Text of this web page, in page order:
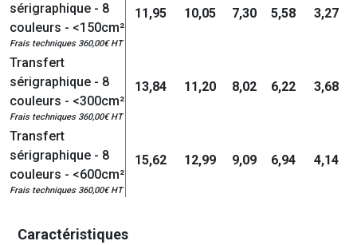
sérigraphique - 8
couleurs - <150cm²
Frais techniques 360,00€ HT
11,95 10,05 7,30 5,58 3,27
Transfert
sérigraphique - 8
couleurs - <300cm²
Frais techniques 360,00€ HT
13,84 11,20 8,02 6,22 3,68
Transfert
sérigraphique - 8
couleurs - <600cm²
Frais techniques 360,00€ HT
15,62 12,99 9,09 6,94 4,14
Caractéristiques